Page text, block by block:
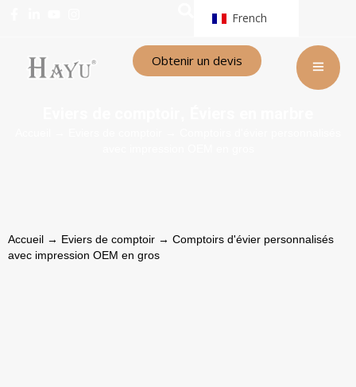
French
Obtenir un devis
Accueil → Eviers de comptoir → Comptoirs d'évier personnalisés
avec impression OEM en gros